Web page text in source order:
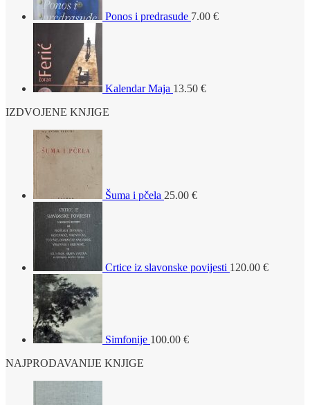
Ponos i predrasude 7.00 €
Kalendar Maja 13.50 €
IZDVOJENE KNJIGE
Šuma i pčela 25.00 €
Crtice iz slavonske povijesti 120.00 €
Simfonije 100.00 €
NAJPRODAVANIJE KNJIGE